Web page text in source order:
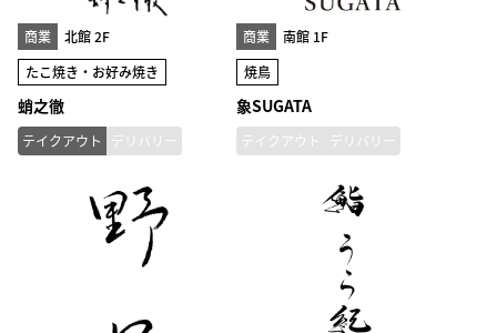
商業
北館 2F
たこ焼き・お好み焼き
蛸之徹
テイクアウト デリバリー
商業
南館 1F
焼鳥
象SUGATA
テイクアウト デリバリー